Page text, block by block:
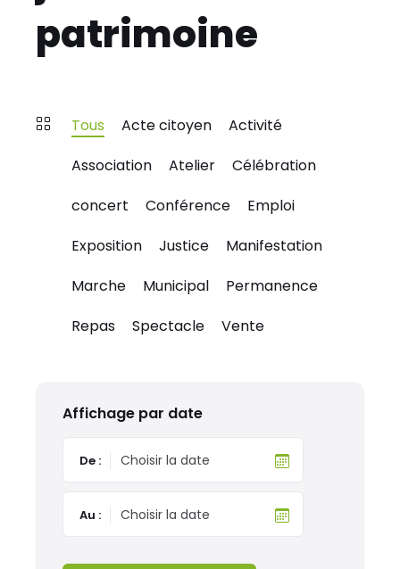
patrimoine
Tous Acte citoyen
Activité
Association
Atelier
Célébration
concert
Conférence
Emploi
Exposition
Justice
Manifestation
Marche
Municipal
Permanence
Repas
Spectacle Vente
Affichage par date
De :
Au :